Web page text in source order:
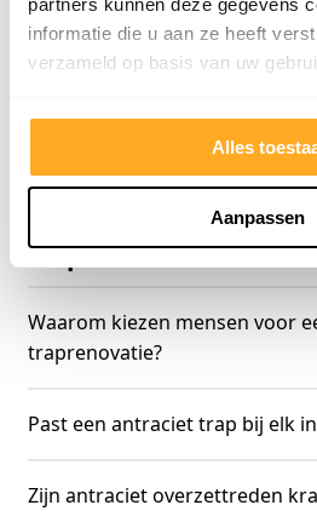
partners kunnen deze gegevens
informatie die u aan ze heeft
verzameld op basis van uw
Alles
Aanpassen
Kom naar de
Veelgestelde vragen
traprenovaties
Waarom kiezen mensen voor
traprenovatie?
Past een antraciet trap bij elk
Zijn antraciet overzettreden